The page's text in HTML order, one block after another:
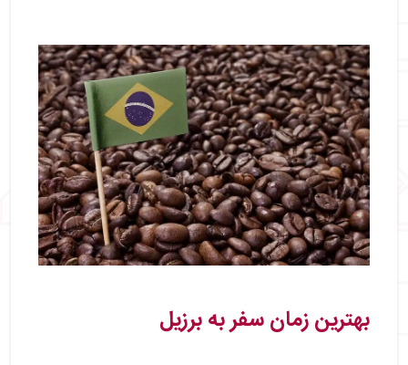
بهترین زمان سفر به برزیل